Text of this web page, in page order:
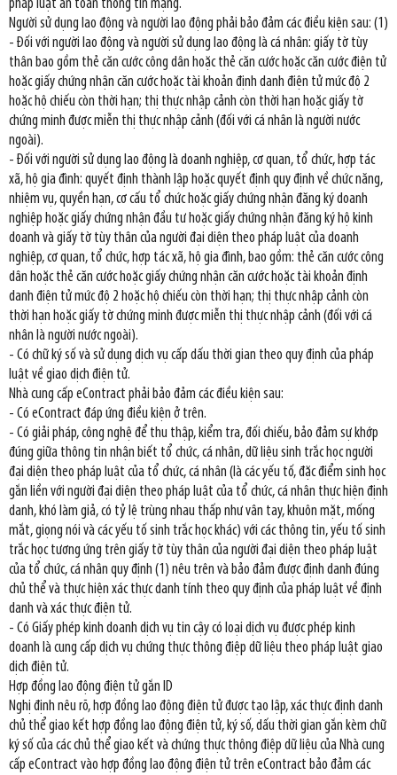
pháp luật an toàn thông tin mạng.
Người sử dụng lao động và người lao động phải bảo đảm các điều kiện sau: (1)
- Đối với người lao động và người sử dụng lao động là cá nhân: giấy tờ tùy
thân bao gồm thẻ căn cước công dân hoặc thẻ căn cước hoặc căn cước điện tử
hoặc giấy chứng nhận căn cước hoặc tài khoản định danh điện tử mức độ 2
hoặc hộ chiếu còn thời hạn; thị thực nhập cảnh còn thời hạn hoặc giấy tờ
chứng minh được miễn thị thực nhập cảnh (đối với cá nhân là người nước
ngoài).
- Đối với người sử dụng lao động là doanh nghiệp, cơ quan, tổ chức, hợp tác
xã, hộ gia đình: quyết định thành lập hoặc quyết định quy định về chức năng,
nhiệm vụ, quyền hạn, cơ cấu tổ chức hoặc giấy chứng nhận đăng ký doanh
nghiệp hoặc giấy chứng nhận đầu tư hoặc giấy chứng nhận đăng ký hộ kinh
doanh và giấy tờ tùy thân của người đại diện theo pháp luật của doanh
nghiệp, cơ quan, tổ chức, hợp tác xã, hộ gia đình, bao gồm: thẻ căn cước công
dân hoặc thẻ căn cước hoặc giấy chứng nhận căn cước hoặc tài khoản định
danh điện tử mức độ 2 hoặc hộ chiếu còn thời hạn; thị thực nhập cảnh còn
thời hạn hoặc giấy tờ chứng minh được miễn thị thực nhập cảnh (đối với cá
nhân là người nước ngoài).
- Có chữ ký số và sử dụng dịch vụ cấp dấu thời gian theo quy định của pháp
luật về giao dịch điện tử.
Nhà cung cấp eContract phải bảo đảm các điều kiện sau:
- Có eContract đáp ứng điều kiện ở trên.
- Có giải pháp, công nghệ để thu thập, kiểm tra, đối chiếu, bảo đảm sự khớp
đúng giữa thông tin nhận biết tổ chức, cá nhân, dữ liệu sinh trắc học người
đại diện theo pháp luật của tổ chức, cá nhân (là các yếu tố, đặc điểm sinh học
gắn liền với người đại diện theo pháp luật của tổ chức, cá nhân thực hiện định
danh, khó làm giả, có tỷ lệ trùng nhau thấp như vân tay, khuôn mặt, mống
mắt, giọng nói và các yếu tố sinh trắc học khác) với các thông tin, yếu tố sinh
trắc học tương ứng trên giấy tờ tùy thân của người đại diện theo pháp luật
của tổ chức, cá nhân quy định (1) nêu trên và bảo đảm được định danh đúng
chủ thể và thực hiện xác thực danh tính theo quy định của pháp luật về định
danh và xác thực điện tử.
- Có Giấy phép kinh doanh dịch vụ tin cậy có loại dịch vụ được phép kinh
doanh là cung cấp dịch vụ chứng thực thông điệp dữ liệu theo pháp luật giao
dịch điện tử.
Hợp đồng lao động điện tử gắn ID
Nghị định nêu rõ, hợp đồng lao động điện tử được tạo lập, xác thực định danh
chủ thể giao kết hợp đồng lao động điện tử, ký số, dấu thời gian gắn kèm chữ
ký số của các chủ thể giao kết và chứng thực thông điệp dữ liệu của Nhà cung
cấp eContract vào hợp đồng lao động điện tử trên eContract bảo đảm các